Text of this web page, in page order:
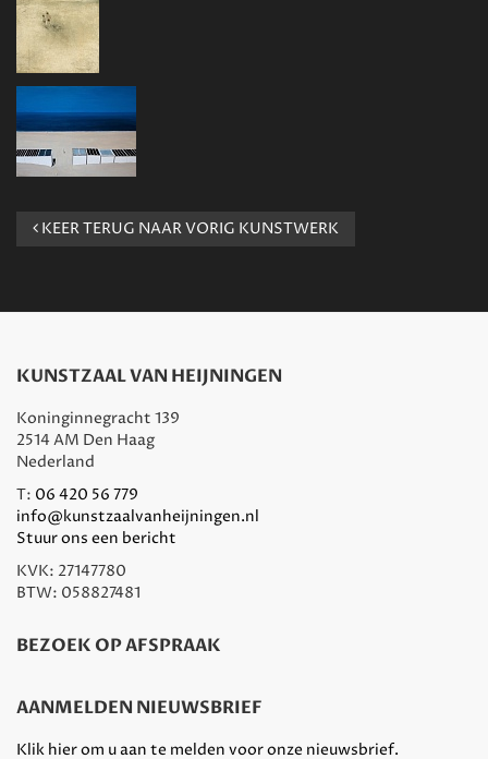
KEER TERUG NAAR VORIG KUNSTWERK
KUNSTZAAL VAN HEIJNINGEN
Koninginnegracht 139
2514 AM Den Haag
Nederland
T: 06 420 56 779
info@kunstzaalvanheijningen.nl
Stuur ons een bericht
KVK: 27147780
BTW: 058827481
BEZOEK OP AFSPRAAK
AANMELDEN NIEUWSBRIEF
Klik hier om u aan te melden voor onze nieuwsbrief.